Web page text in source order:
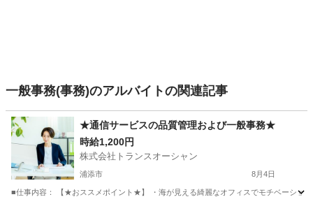
一般事務(事務)のアルバイトの関連記事
★通信サービスの品質管理および一般事務★
時給1,200円
株式会社トランスオーシャン
浦添市 8月4日
■仕事内容： 【★おススメポイント★】 ・海が見える綺麗なオフィスでモチベーショ